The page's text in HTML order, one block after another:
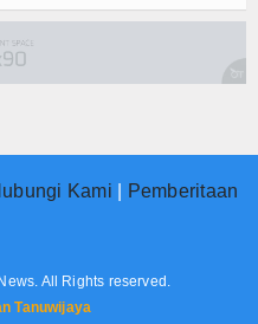
Kami
Pemberitaan
News. All Rights reserved.
Tanuwijaya